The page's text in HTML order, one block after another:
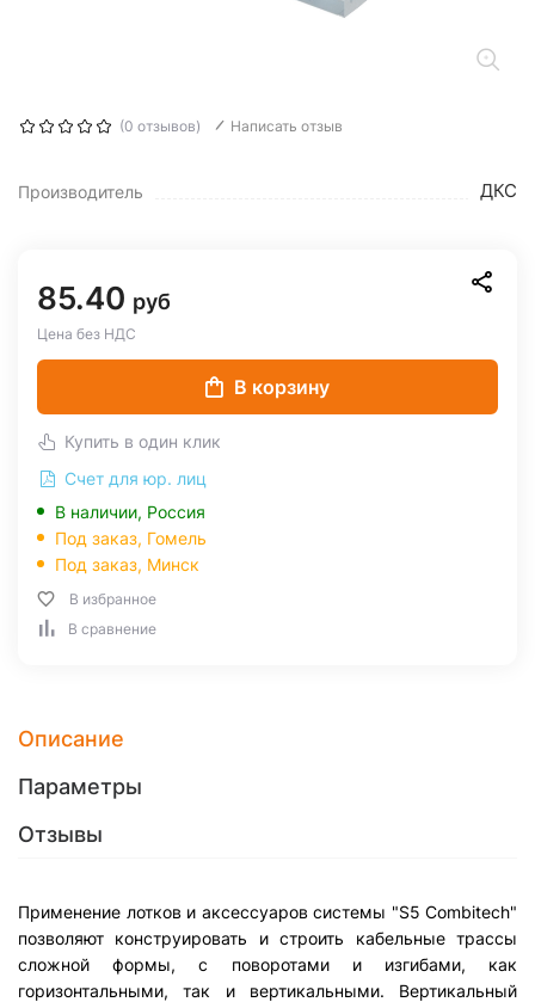
(0 отзывов) Написать отзыв
Производитель ДКС
85.40 руб
Цена без НДС
В корзину
Купить в один клик
Счет для юр. лиц
В наличии, Россия
Под заказ, Гомель
Под заказ, Минск
В избранное
В сравнение
Описание
Параметры
Отзывы
Применение лотков и аксессуаров системы "S5 Combitech"
позволяют конструировать и строить кабельные трассы
сложной формы, с поворотами и изгибами, как
горизонтальными, так и вертикальными. Вертикальный